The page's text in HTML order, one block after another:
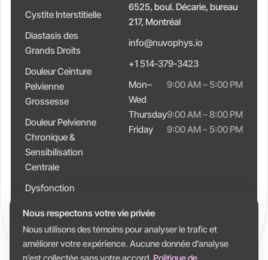
Cystite Interstitielle
Diastasis des
Grands Droits
Douleur Ceinture
Pelvienne
Grossesse
Douleur Pelvienne
Chronique &
Sensibilisation
Centrale
Dysfonction
Constipation
6525, boul. Décarie, bureau
217, Montréal
info@nuvophys.io
+1 514-379-3423
Mon–
Wed
9:00 AM – 5:00 PM
Thursday9:00 AM – 8:00 PM
Friday
9:00 AM – 5:00 PM
Nous respectons votre vie privée
Nous utilisons des témoins pour analyser le trafic et
améliorer votre expérience. Aucune donnée d’analyse